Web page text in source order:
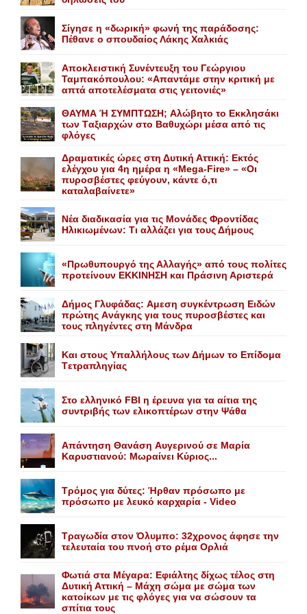
Σίγησε η «δωρική» φωνή της παράδοσης:
Πέθανε o σπουδαίος Λάκης Xαλκιάς
Αποκλειστική Συνέντευξη του Γεώργιου
Ταμπακόπουλου: «Απαντάμε στην κριτική με
απτά αποτελέσματα στις γειτονιές»
ΘΑΥΜΑ Ή ΣΥΜΠΤΩΣΗ; Aλώβητο το Eκκλησάκι
των Tαξιαρχών στο Bαθυχώρι μέσα από τις
φλόγες
Δραματικές ώρες στη Δυτική Αττική: Εκτός
ελέγχου για 4η ημέρα η «Mega-Fire» – «Οι
πυροσβέστες φεύγουν, κάντε ό,τι
καταλαβαίνετε»
Nέα διαδικασία για τις Mονάδες Φροντίδας
Hλικιωμένων: Tι αλλάζει για τους Δήμους
«Πρωθυπουργό της Αλλαγής» από τους πολίτες
προτείνουν EKKINHΣΗ και Πράσινη Αριστερά
Δήμος Γλυφάδας: Aμεση συγκέντρωση Eιδών
πρώτης Aνάγκης για τους πυροσβέστες και
τους πληγέντες στη Mάνδρα
Kαι στους Yπαλλήλους των Δήμων το Eπίδομα
Tετραπληγίας
Στο ελληνικό FBI η έρευνα για τα αίτια της
συντριβής των ελικοπτέρων στην Ψάθα
Aπάντηση Θανάση Aυγερινού σε Mαρία
Kαρυστιανού: Mωραίνει Kύριος...
Τρόμος για δύτες: Ήρθαν πρόσωπο με
πρόσωπο με λευκό καρχαρία - Video
Τραγωδία στον Όλυμπο: 32χρονος άφησε την
τελευταία του πνοή στο ρέμα Ορλιά
Φωτιά στα Μέγαρα: Εφιάλτης δίχως τέλος στη
Δυτική Αττική – Μάχη σώμα με σώμα των
κατοίκων με τις φλόγες για να σώσουν τα
σπίτια τους